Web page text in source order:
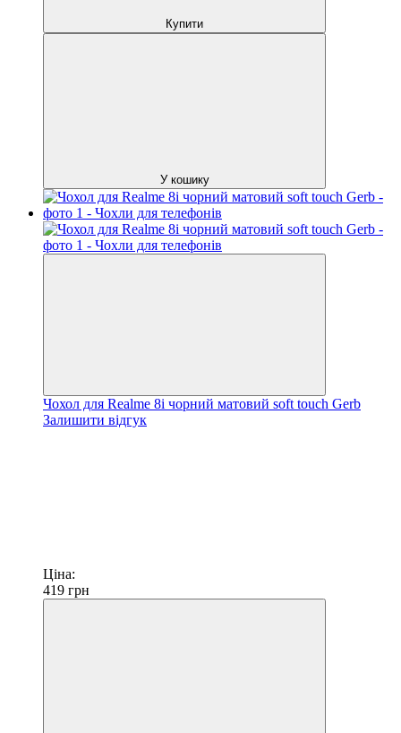
Купити
У кошику
Чохол для Realme 8i чорний матовий soft touch Gerb
Залишити відгук
Ціна:
419 грн